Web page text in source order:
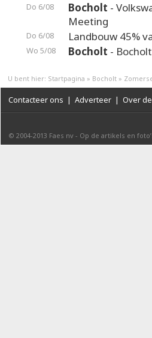
Do 6/08 Bocholt -
Meeting
Do 6/08 Landbouw 45%
Wo 5/08 Bocholt -
U bent hier: Startpagina » Bocholt »
Contacteer ons | Adverteer | Over
© 2004-2013 Faes nv - Op de artikels en